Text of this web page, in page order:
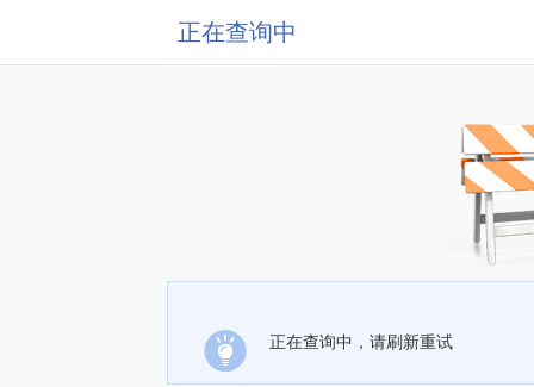
正在查询中
正在查询中，请刷新重试